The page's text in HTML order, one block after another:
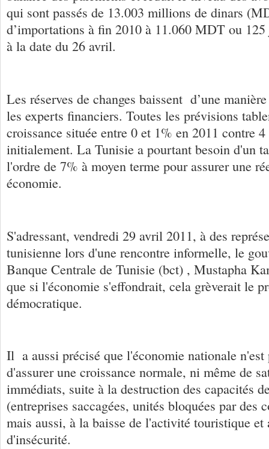
qui sont passés de 13.003 millions de dinars
d’importations à fin 2010 à 11.060 MDT ou
à la date du 26 avril.
Les réserves de changes baissent d’une
les experts financiers. Toutes les prévisions
croissance située entre 0 et 1% en 2011 contre
initialement. La Tunisie a pourtant besoin d'un
l'ordre de 7% à moyen terme pour assurer une
économie.
S'adressant, vendredi 29 avril 2011, à des
tunisienne lors d'une rencontre informelle, le
Banque Centrale de Tunisie (bct) , Mustapha
que si l'économie s'effondrait, cela grèverait le
démocratique.
Il a aussi précisé que l'économie nationale n'est
d'assurer une croissance normale, ni même de
immédiats, suite à la destruction des capacités
(entreprises saccagées, unités bloquées par
mais aussi, à la baisse de l'activité touristique et
d'insécurité.